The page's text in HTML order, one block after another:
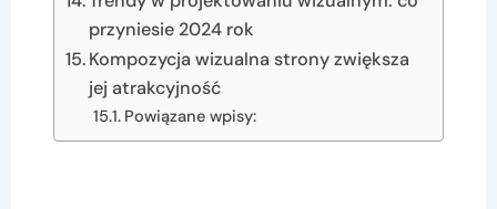
przyniesie 2024 rok
Kompozycja wizualna strony zwiększa
jej atrakcyjność
Powiązane wpisy: